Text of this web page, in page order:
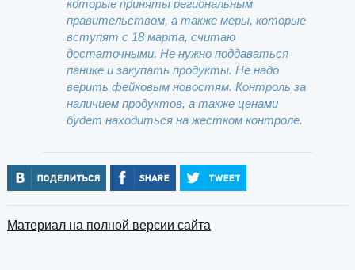
которые приняты региональным
правительством, а также меры, которые
вступят с 18 марта, считаю
достаточными. Не нужно поддаваться
панике и закупать продукты. Не надо
верить фейковым новостям. Контроль за
наличием продуктов, а также ценами
будет находиться на жестком контроле.
Материал на полной версии сайта